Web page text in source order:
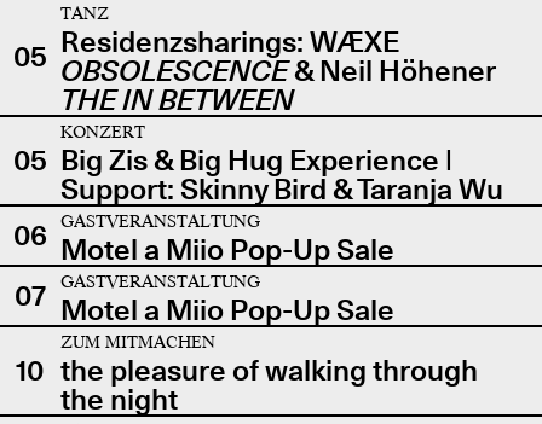
05
TANZ
Residenzsharings: WÆXE
OBSOLESCENCE& Neil Höhener
THE IN BETWEEN
05
KONZERT
Big Zis & Big Hug Experience |
Support: Skinny Bird & Taranja Wu
06
GASTVERANSTALTUNG
Motel a Miio Pop-Up Sale
07
GASTVERANSTALTUNG
Motel a Miio Pop-Up Sale
10
ZUM MITMACHEN
the pleasure of walking through
the night